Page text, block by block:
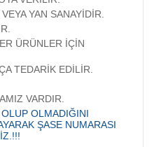
YAN SANAYİDİR.
ÜRÜNLER İÇİN
TEDARİK EDİLİR.
VARDIR.
OLMADIĞINI
ŞASE NUMARASI